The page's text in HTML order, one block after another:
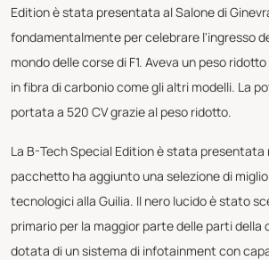
Edition è stata presentata al Salone di
fondamentalmente per celebrare l'ingresso
mondo delle corse di F1. Aveva un peso
in fibra di carbonio come gli altri modelli. La
portata a 520 CV grazie al peso ridotto.
La B-Tech Special Edition è stata presentata
pacchetto ha aggiunto una selezione di
tecnologici alla Guilia. Il nero lucido è stato
primario per la maggior parte delle parti della
dotata di un sistema di infotainment con